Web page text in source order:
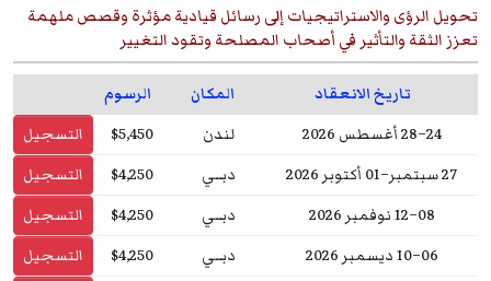
تحويل الرؤى والاستراتيجيات إلى رسائل قيادية مؤثرة وقصص ملهمة
تعزز الثقة والتأثير في أصحاب المصلحة وتقود التغيير
تاريخ الانعقاد المكان
الرسوم
24–28 أغسطس 2026
لندن $5,450
التسجيل
27 سبتمبر–01 أكتوبر 2026
دبــي $4,250
التسجيل
08–12 نوفمبر 2026
دبــي $4,250
التسجيل
06–10 ديسمبر 2026
دبــي $4,250
التسجيل